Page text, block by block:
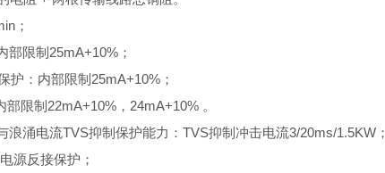
；
部限制25mA+10%；
护：内部限制25mA+10%；
限制22mA+10%，24mA+10% 。
浪涌电流TVS抑制保护能力：TVS抑制冲击电流3/20ms/1.5KW；
源反接保护；